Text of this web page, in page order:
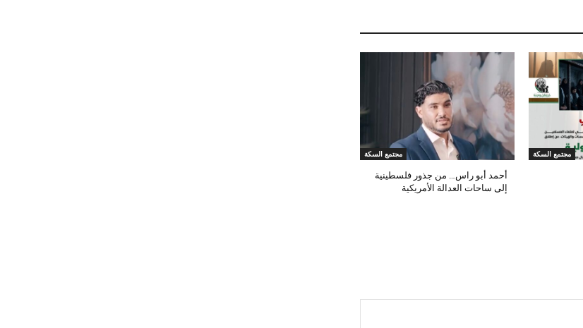
مجتمع السكة مجتمع السكة
أحمد أبو راس… من جذور فلسطينية
إلى ساحات العدالة الأمريكية